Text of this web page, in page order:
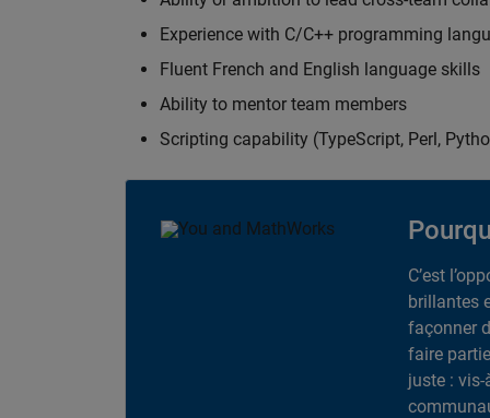
Experience with C/C++ programming
Fluent French and English language skills
Ability to mentor team members
Scripting capability (TypeScript, Perl,
C’est
brillantes
façonner
faire
juste : vis-